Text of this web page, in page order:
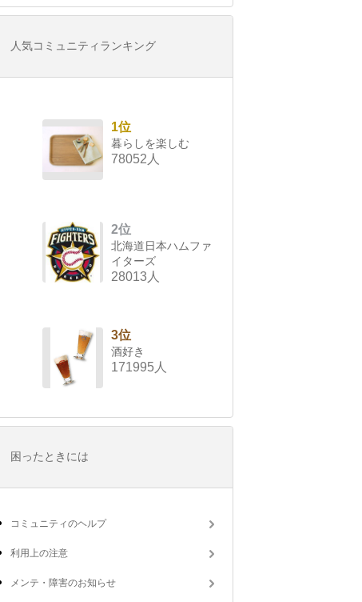
人気コミュニティランキング
1位
暮らしを楽しむ
78052人
2位
北海道日本ハムファ
イターズ
28013人
3位
酒好き
171995人
困ったときには
コミュニティのヘルプ
利用上の注意
メンテ・障害のお知らせ